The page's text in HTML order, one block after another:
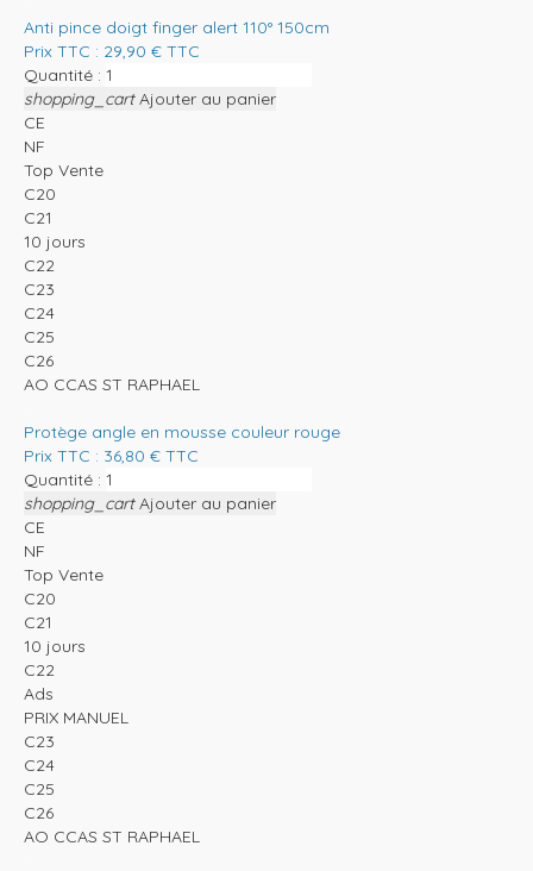
Anti pince doigt finger alert 110° 150cm
Prix TTC : 29,90 € TTC
Quantité :
shopping_cart Ajouter au panier
CE
NF
Top Vente
C20
C21
10 jours
C22
C23
C24
C25
C26
AO CCAS ST RAPHAEL
Protège angle en mousse couleur rouge
Prix TTC : 36,80 € TTC
Quantité :
shopping_cart Ajouter au panier
CE
NF
Top Vente
C20
C21
10 jours
C22
Ads
PRIX MANUEL
C23
C24
C25
C26
AO CCAS ST RAPHAEL